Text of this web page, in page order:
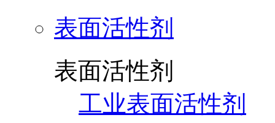
表面活性剂
表面活性剂
工业表面活性剂